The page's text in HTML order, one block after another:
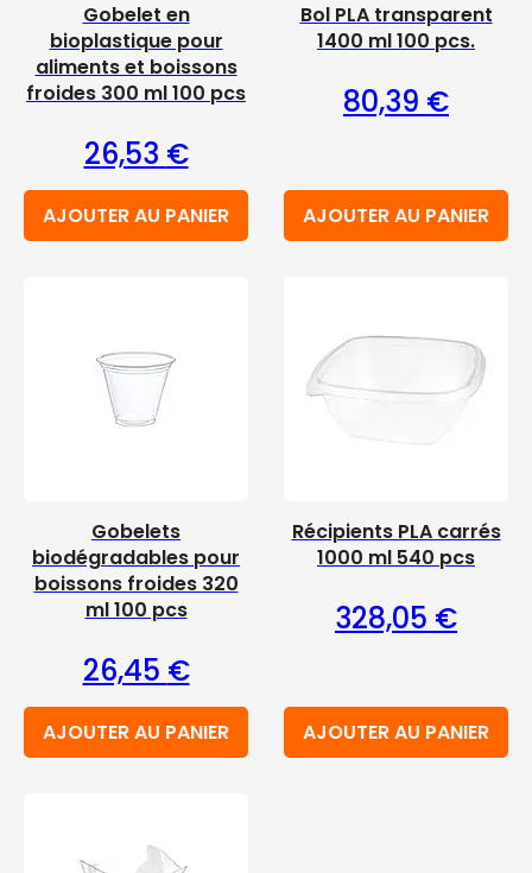
Gobelet en
bioplastique pour
aliments et boissons
froides 300 ml 100 pcs
26,53 €
AJOUTER AU PANIER
Bol PLA transparent
1400 ml 100 pcs.
80,39 €
AJOUTER AU PANIER
Gobelets
biodégradables pour
boissons froides 320
ml 100 pcs
26,45 €
AJOUTER AU PANIER
Récipients PLA carrés
1000 ml 540 pcs
328,05 €
AJOUTER AU PANIER